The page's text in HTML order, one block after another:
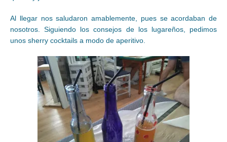
Al llegar nos saludaron amablemente, pues se acordaban de
nosotros. Siguiendo los consejos de los lugareños, pedimos
unos sherry cocktails a modo de aperitivo.